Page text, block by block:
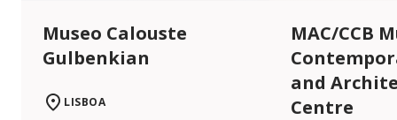
Museo Calouste
Gulbenkian
LISBOA
MAC/CCB
and
Centre